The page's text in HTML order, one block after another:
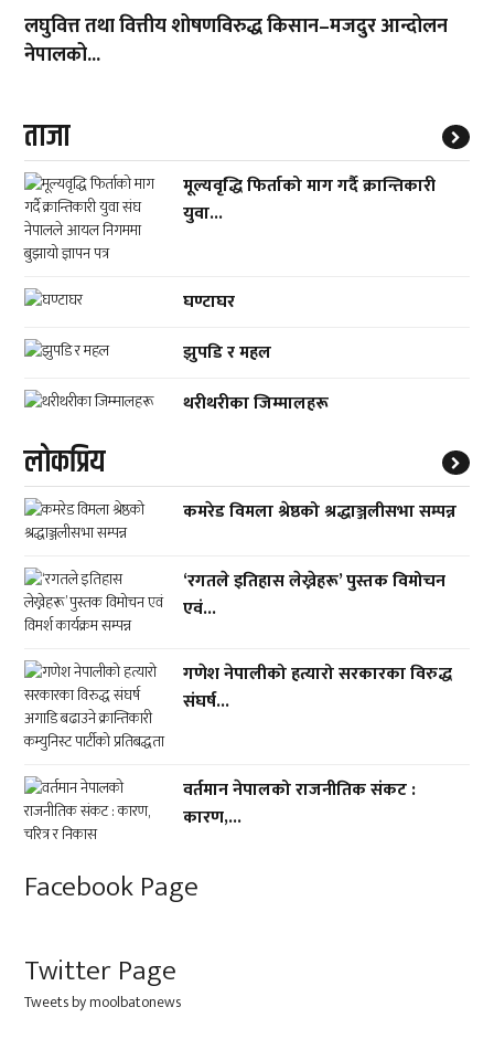
लघुवित्त तथा वित्तीय शोषणविरुद्ध किसान–मजदुर आन्दोलन
नेपालको...
ताजा
मूल्यवृद्धि फिर्ताको माग गर्दै क्रान्तिकारी
युवा...
घण्टाघर
झुपडि र महल
थरीथरीका जिम्मालहरू
लाेकप्रिय
कमरेड विमला श्रेष्ठको श्रद्धाञ्जलीसभा सम्पन्न
‘रगतले इतिहास लेख्नेहरू’ पुस्तक विमोचन
एवं...
गणेश नेपालीको हत्यारो सरकारका विरुद्ध
संघर्ष...
वर्तमान नेपालको राजनीतिक संकट :
कारण,...
Facebook Page
Twitter Page
Tweets by moolbatonews